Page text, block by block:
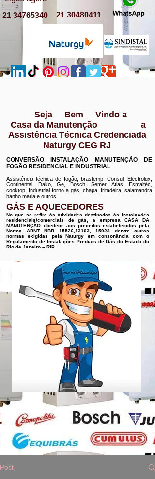
21 30480411
21 34765340
Seja Bem Vindo a
Casa da Manutenção a
Assistência Técnica Credenciada
Naturgy CEG RJ
CONVERSÃO INSTALAÇÃO MANUTENÇÃO DE
FOGÃO RESIDENCIAL E INDUSTRIAL
Assistência técnica de fogão, brastemp, Consul, Electrolux,
Continental, Dako, Ge, Bosch, Semer, Atlas, Esmaltéc,
cooktop, Industrial forno a gás, chapa, fritadeira, salamandra
banho maria e outros
GÁS E AQUECEDORES
No que se refira às atividades destinadas às instalações
residenciais/comerciais de gás, a empresa CASA DA
MANUTENÇÃO obedece aos preceitos estabelecidos pela
Norma ABNT NBR 15526,13103, 15923 dentre outras
normas exigidas pela Naturgy em consonância com o
Regulamento de Instalações Prediais de Gás do Estado do
Rio de Janeiro – RIP
Post